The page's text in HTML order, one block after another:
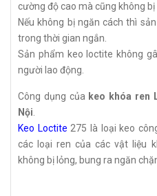
cường độ cao mà cũng không bị
Nếu không bị ngăn cách thì
trong thời gian ngắn.
Sản phẩm keo loctite không
người lao động.
Công dụng của keo khóa ren
Nội
Keo Loctite 275 là loại keo
các loại ren của các vật liệu
không bị lỏng, bung ra ngăn